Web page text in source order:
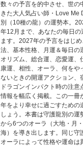
数々の予言を的中させ、世の
きた大人気占い師・Love Me
別（10種の龍）の運勢本。
年12月まで、あなたの毎日
ます。2027年の予言をはじ
法、基本性格、月運＆毎日の
オリズム、総合運、恋愛運、
康運、相性、オーラ、何をや
ないときの開運アクション、
ドラゴンインパクト時の注意
情報を幅広く掲載。この一冊
年をより幸せに過ごすための
しょう。本書は守護龍別の運
から6つのオーラ（大地・月
海）を導き出します。同じ守
オーラによって性格や運命は